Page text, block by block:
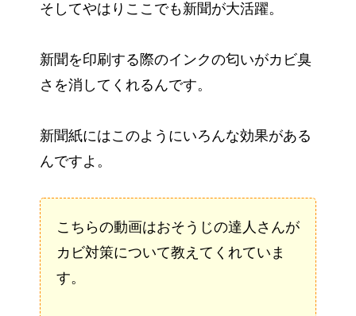
そしてやはりここでも新聞が大活躍。
新聞を印刷する際のインクの匂いがカビ臭
さを消してくれるんです。
新聞紙にはこのようにいろんな効果がある
んですよ。
こちらの動画はおそうじの達人さんが
カビ対策について教えてくれていま
す。